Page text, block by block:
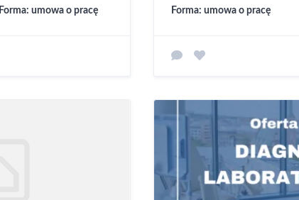
Forma: umowa o pracę Forma: umowa o pracę